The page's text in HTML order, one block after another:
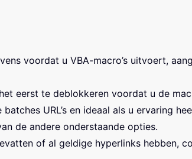
voordat u VBA-macro’s uitvoert,
eerst te deblokkeren voordat u de
URL’s en ideaal als u ervaring
de andere onderstaande opties.
of al geldige hyperlinks hebben,